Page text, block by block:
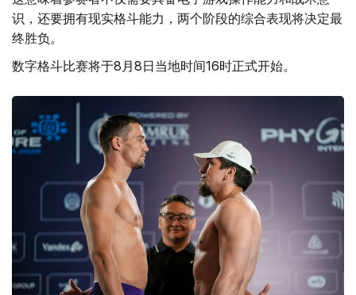
识，还要拥有现实格斗能力，两个阶段的综合表现将决定最
终胜负。
数字格斗比赛将于8月8日当地时间16时正式开始。